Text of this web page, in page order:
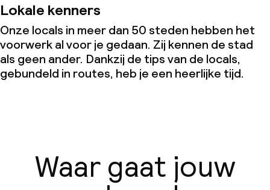
Lokale kenners
Onze locals in meer dan 50 steden hebben het
voorwerk al voor je gedaan. Zij kennen de stad
als geen ander. Dankzij de tips van de locals,
gebundeld in routes, heb je een heerlijke tijd.
Waar gaat jouw